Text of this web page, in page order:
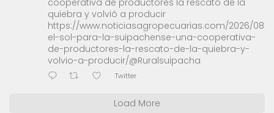
cooperativa de productores la rescató de la
quiebra y volvió a producir
https://www.noticiasagropecuarias.com/2026/08/
el-sol-para-la-suipachense-una-cooperativa-
de-productores-la-rescato-de-la-quiebra-y-
volvio-a-producir/@Ruralsuipacha
Twitter
Load More